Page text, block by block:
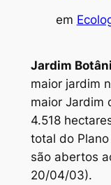
em
Jardim
maior jardim
maior Jardim
4.518
total do
são abertos
20/04/03).